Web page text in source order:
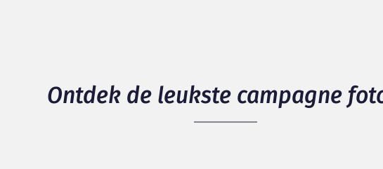
Ontdek de leukste campagne